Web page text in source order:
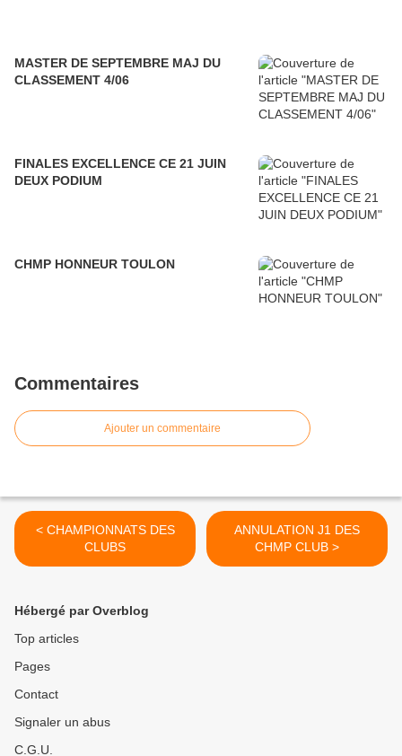
MASTER DE SEPTEMBRE MAJ DU
CLASSEMENT 4/06
FINALES EXCELLENCE CE 21 JUIN
DEUX PODIUM
CHMP HONNEUR TOULON
Commentaires
Ajouter un commentaire
< CHAMPIONNATS DES
CLUBS
ANNULATION J1 DES
CHMP CLUB >
Hébergé par Overblog
Top articles
Pages
Contact
Signaler un abus
C.G.U.